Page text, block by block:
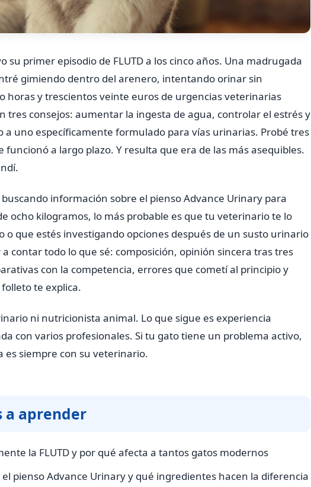
su primer episodio de FLUTD a los cinco años. Una madrugada
gimiendo dentro del arenero, intentando orinar sin
horas y trescientos veinte euros de urgencias veterinarias
tres consejos: aumentar la ingesta de agua, controlar el estrés y
a uno específicamente formulado para vías urinarias. Probé tres
funcionó a largo plazo. Y resulta que era de las más asequibles.
información sobre el pienso Advance Urinary para
ocho kilogramos, lo más probable es que tu veterinario te lo
o que estés investigando opciones después de un susto urinario
a contar todo lo que sé: composición, opinión sincera tras tres
con la competencia, errores que cometí al principio y
te explica.
ni nutricionista animal. Lo que sigue es experiencia
con varios profesionales. Si tu gato tiene un problema activo,
es siempre con su veterinario.
a aprender
la FLUTD y por qué afecta a tantos gatos modernos
pienso Advance Urinary y qué ingredientes hacen la diferencia